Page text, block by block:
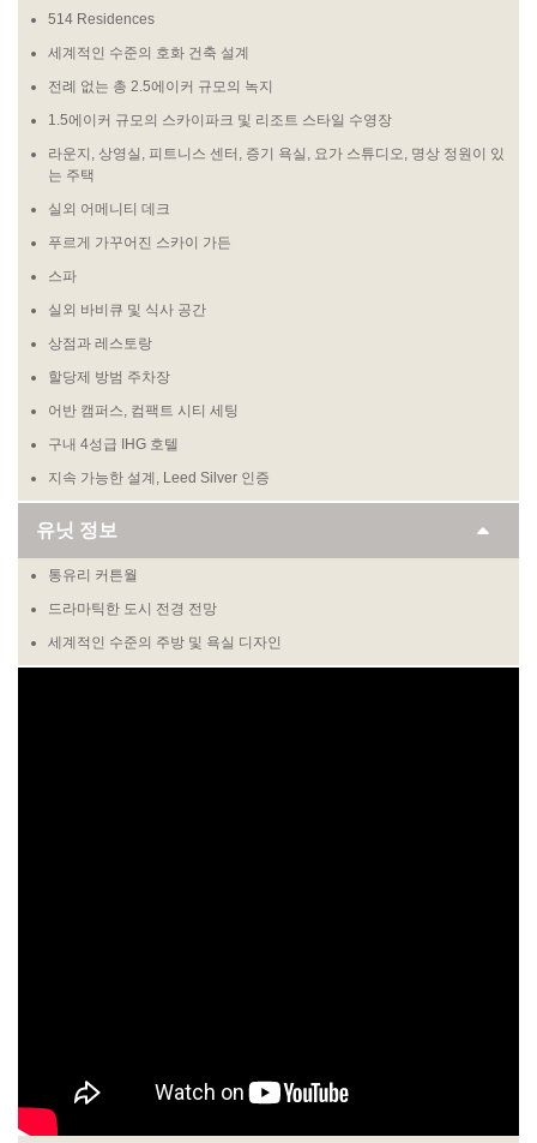
514 Residences
세계적인 수준의 호화 건축 설계
전례 없는 총 2.5에이커 규모의 녹지
1.5에이커 규모의 스카이파크 및 리조트 스타일 수영장
라운지, 상영실, 피트니스 센터, 증기 욕실, 요가 스튜디오, 명상 정원이 있
는 주택
실외 어메니티 데크
푸르게 가꾸어진 스카이 가든
스파
실외 바비큐 및 식사 공간
상점과 레스토랑
할당제 방범 주차장
어반 캠퍼스, 컴팩트 시티 세팅
구내 4성급 IHG 호텔
지속 가능한 설계, Leed Silver 인증
유닛 정보
통유리 커튼월
드라마틱한 도시 전경 전망
세계적인 수준의 주방 및 욕실 디자인